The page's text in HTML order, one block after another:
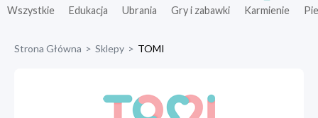
Sklepy
Wszystkie Edukacja Ubrania Gry i zabawki Karmienie
Strona Główna > Sklepy > TOMI